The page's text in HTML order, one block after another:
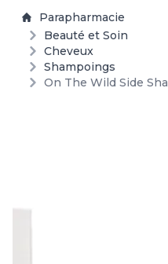
Parapharmacie
Beauté et Soin
Cheveux
Shampoings
On The Wild Side